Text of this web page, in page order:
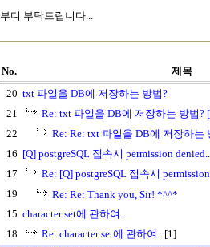
부디 부탁드립니다...
No. 제목
20 txt 파일을 DB에 저장하는 방법?
21
Re: txt 파일을 DB에 저장하는 방법? [
22
Re: Re: txt 파일을 DB에 저장하는
16 [Q] postgreSQL 접속시 permission
17
Re: [Q] postgreSQL 접속시
19
Re: Re: Thank you, Sir! *^^*
15 character set에 관하여..
18
Re: character set에 관하여.. [1]